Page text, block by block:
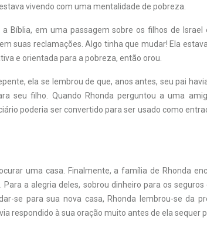
vivendo com uma mentalidade de pobreza.
Bíblia, em uma passagem sobre os filhos de Israel
suas reclamações. Algo tinha que mudar! Ela
e orientada para a pobreza, então orou.
ela se lembrou de que, anos antes, seu pai
seu filho. Quando Rhonda perguntou a uma
poderia ser convertido para ser usado como
uma casa. Finalmente, a família de Rhonda
a alegria deles, sobrou dinheiro para os
se para sua nova casa, Rhonda lembrou-se da
respondido à sua oração muito antes de ela sequer